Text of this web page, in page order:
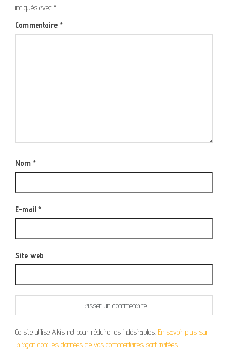
indiqués avec *
Commentaire *
Nom *
E-mail *
Site web
Ce site utilise Akismet pour réduire les indésirables. En savoir plus sur
la façon dont les données de vos commentaires sont traitées.